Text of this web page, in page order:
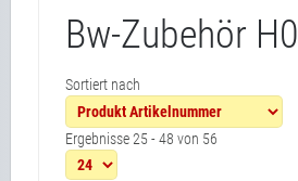
Bw-Zubehör H0
Sortiert nach
Ergebnisse 25 - 48 von 56